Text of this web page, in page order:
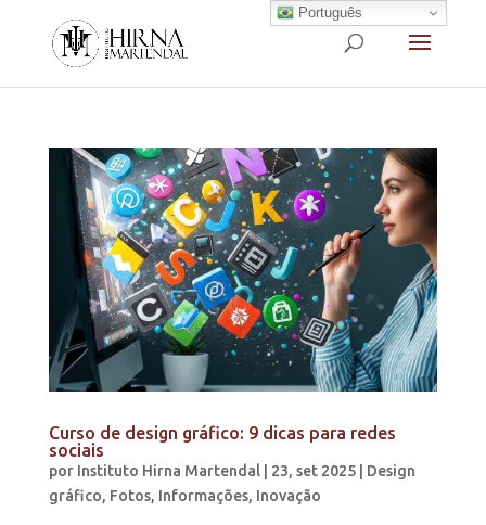
Curso de design gráfico: 9 dicas para redes
sociais
por Instituto Hirna Martendal| 23, set 2025| Design
gráfico, Fotos, Informações, Inovação
Português